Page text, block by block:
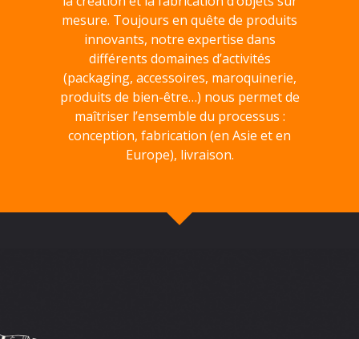
mesure. Toujours en quête de produits
innovants, notre expertise dans
différents domaines d’activités
(packaging, accessoires, maroquinerie,
produits de bien-être…) nous permet de
maîtriser l’ensemble du processus :
conception, fabrication (en Asie et en
Europe), livraison.